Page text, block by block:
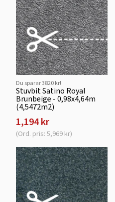
Du sparar 3820 kr!
Stuvbit Satino Royal
Brunbeige - 0,98x4,64m
(4,5472m2)
1,194 kr
(Ord. pris: 5,969 kr)